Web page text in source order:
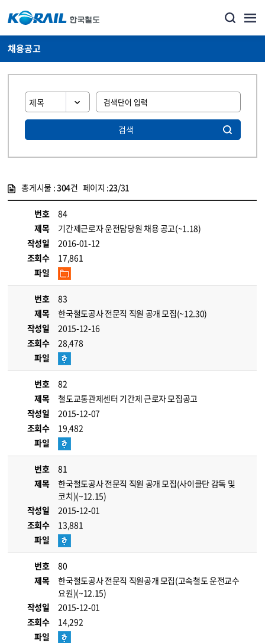
채용공고
검색
총게시물 :304건 페이지 :23/31
번호
84
제목
기간제근로자 운전담당원 채용 공고(~1.18)
작성일
2016-01-12
조회수
17,861
파일
번호
83
제목
한국철도공사 전문직 직원 공개 모집(~12.30)
작성일
2015-12-16
조회수
28,478
파일
번호
82
제목
철도교통관제센터 기간제 근로자 모집공고
작성일
2015-12-07
조회수
19,482
파일
번호
81
제목
한국철도공사 전문직 직원 공개 모집(사이클단 감독 및
코치)(~12.15)
작성일
2015-12-01
조회수
13,881
파일
번호
80
제목
한국철도공사 전문직 직원공개 모집(고속철도 운전교수
요원)(~12.15)
작성일
2015-12-01
조회수
14,292
파일